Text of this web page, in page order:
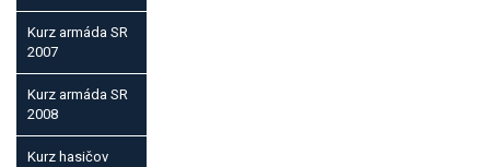
Kurz armáda SR
2007
Kurz armáda SR
2008
Kurz hasičov